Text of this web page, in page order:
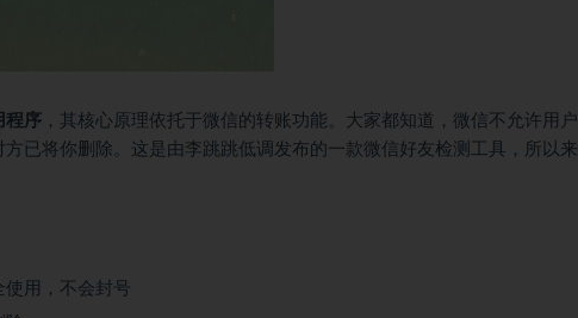
程序 ，其核心原理依托于微信的转账功能。大家都知道，微信不允许用
已将你删除。这是由李跳跳低调发布的一款微信好友检测工具，所以
用，不会封号